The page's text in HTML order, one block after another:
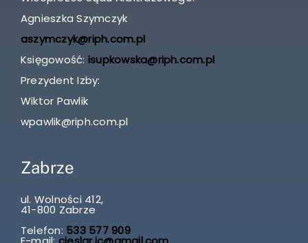
Agnieszka Szymczyk
aszymczyk@riph.com.pl
Księgowość: isupkowska@riph.com.pl
Prezydent Izby:
Wiktor Pawlik
wpawlik@riph.com.pl
Zabrze
ul. Wolności 412,
41-800 Zabrze
Telefon: 533 577 909